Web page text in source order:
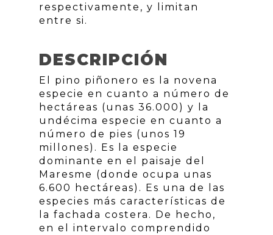
respectivamente, y limitan
entre si.
DESCRIPCIÓN
El pino piñonero es la novena
especie en cuanto a número de
hectáreas (unas 36.000) y la
undécima especie en cuanto a
número de pies (unos 19
millones). Es la especie
dominante en el paisaje del
Maresme (donde ocupa unas
6.600 hectáreas). Es una de las
especies más características de
la fachada costera. De hecho,
en el intervalo comprendido